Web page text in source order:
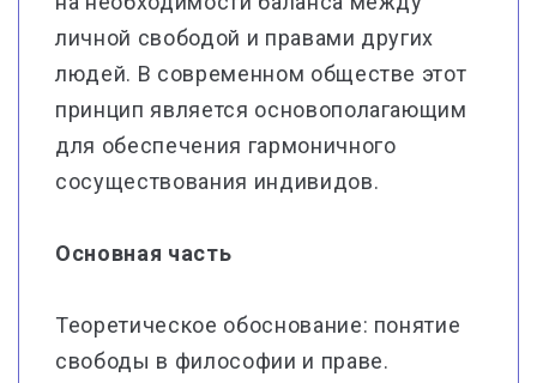
личной свободой и правами других
людей. В современном обществе этот
принцип является основополагающим
для обеспечения гармоничного
сосуществования индивидов.
Основная часть
Теоретическое обоснование: понятие
свободы в философии и праве.